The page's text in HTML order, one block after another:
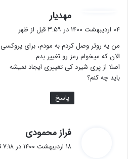
مهدیار
ف
:
۰۴ اردیبهشت ۱۴۰۰ در ۳:۵۹ قبل از ظهر
من یه روتر وصل کردم به مودم، برای پروکسی
الان که میخوام رمز رو تغییر بدم
اصلا از پری شیرد کی تغییری ایجاد نمیشه
باید چه کنم؟
پاسخ
فراز محمودی
ف
۱۸ اردیبهشت ۱۴۰۰ در ۷:۱۸ قبل از ظهر